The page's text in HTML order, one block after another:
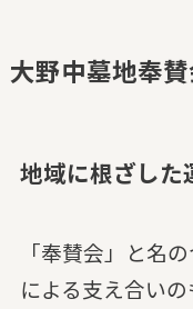
大野中墓地奉
地域に根ざした
「奉賛会」と名
による支え合い